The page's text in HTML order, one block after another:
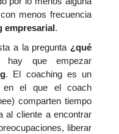
menos frecuencia
empresarial.
a la pregunta ¿qué
hay que empezar
. El coaching es un
en el que el coach
comparten tiempo
al cliente a encontrar
liberar